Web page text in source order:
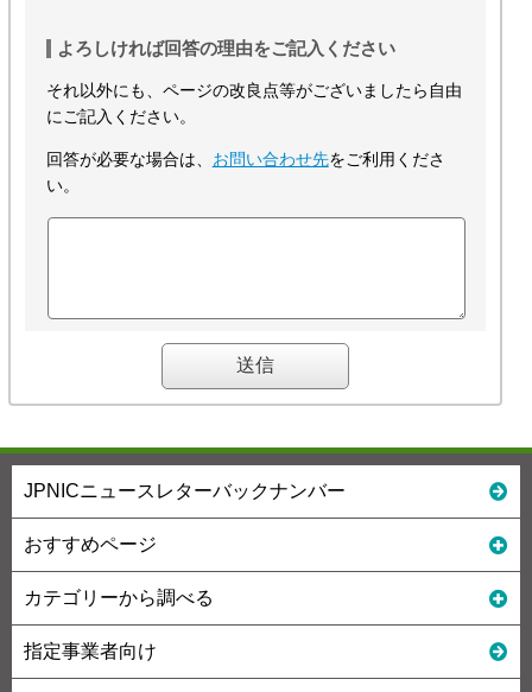
よろしければ回答の理由をご記入ください
それ以外にも、ページの改良点等がございましたら自由
にご記入ください。
回答が必要な場合は、 お問い合わせ先をご利用くださ
い。
JPNICニュースレターバックナンバー
おすすめページ
カテゴリーから調べる
指定事業者向け